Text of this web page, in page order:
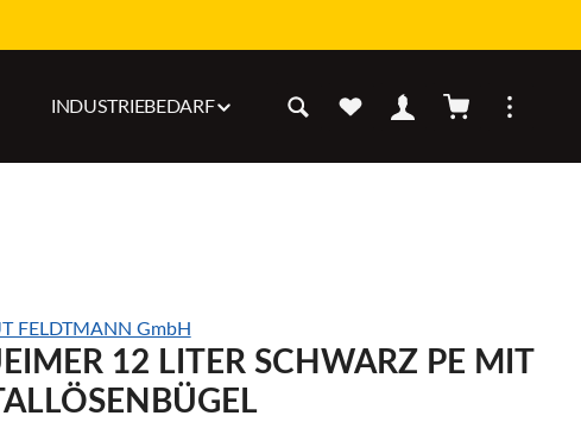
INDUSTRIEBEDARF
Warenkorb
FELDTMANN GmbH
12 LITER SCHWARZ PE MIT